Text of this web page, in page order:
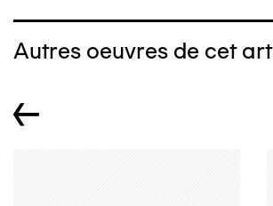
Autres oeuvres de cet
←